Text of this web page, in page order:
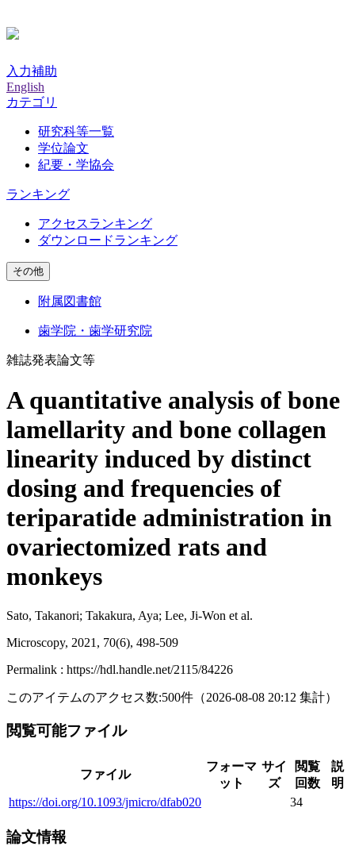
入力補助
English
カテゴリ
研究科等一覧
学位論文
紀要・学協会
ランキング
アクセスランキング
ダウンロードランキング
その他
附属図書館
歯学院・歯学研究院
雑誌発表論文等
A quantitative analysis of bone
lamellarity and bone collagen
linearity induced by distinct
dosing and frequencies of
teriparatide administration in
ovariectomized rats and
monkeys
Sato, Takanori; Takakura, Aya; Lee, Ji-Won et al.
Microscopy, 2021, 70(6), 498-509
Permalink : https://hdl.handle.net/2115/84226
このアイテムのアクセス数:500件 （2026-08-08 20:12 集計）
閲覧可能ファイル
ファイル
フォーマ
ット
サイ
ズ
閲覧
回数
説
明
https://doi.org/10.1093/jmicro/dfab020
34
論文情報